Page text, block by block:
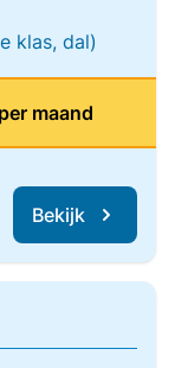
klas, dal)
maand
Bekijk